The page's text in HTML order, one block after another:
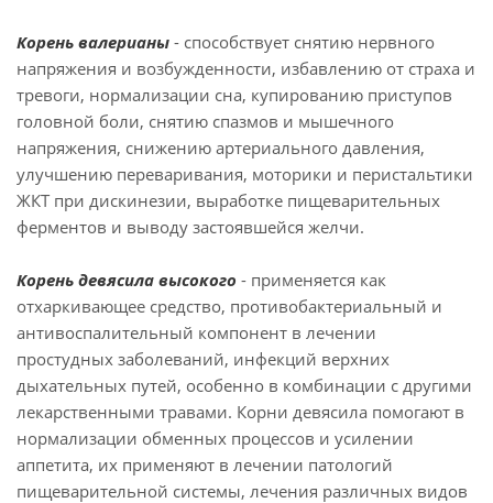
Корень валерианы - способствует снятию нервного
напряжения и возбужденности, избавлению от страха и
тревоги, нормализации сна, купированию приступов
головной боли, снятию спазмов и мышечного
напряжения, снижению артериального давления,
улучшению переваривания, моторики и перистальтики
ЖКТ при дискинезии, выработке пищеварительных
ферментов и выводу застоявшейся желчи.
Корень девясила высокого - применяется как
отхаркивающее средство, противобактериальный и
антивоспалительный компонент в лечении
простудных заболеваний, инфекций верхних
дыхательных путей, особенно в комбинации с другими
лекарственными травами. Корни девясила помогают в
нормализации обменных процессов и усилении
аппетита, их применяют в лечении патологий
пищеварительной системы, лечения различных видов